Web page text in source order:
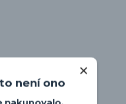
není ono